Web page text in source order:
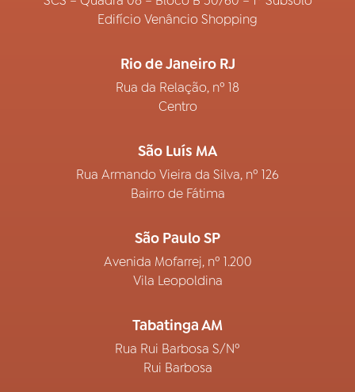
Edifício Venâncio Shopping
Rio de Janeiro RJ
Rua da Relação, nº 18
Centro
São Luís MA
Rua Armando Vieira da Silva, nº 126
Bairro de Fátima
São Paulo SP
Avenida Mofarrej, nº 1.200
Vila Leopoldina
Tabatinga AM
Rua Rui Barbosa S/Nº
Rui Barbosa